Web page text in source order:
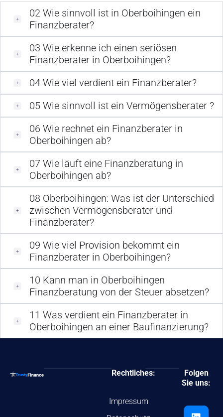
02 Wie sinnvoll ist in Oberboihingen ein
Finanzberater?
03 Wie erkenne ich einen seriösen
Finanzberater in Oberboihingen?
04 Wie viel verdient ein Finanzberater?
05 Wie sinnvoll ist ein Vermögensberater ?
06 Wie rechnet ein Finanzberater in
Oberboihingen ab?
07 Wie läuft eine Finanzberatung in
Oberboihingen ab?
08 Oberboihingen: Was ist der Unterschied
zwischen Vermögensberater und
Finanzberater?
09 Wie viel Provision bekommt ein
Finanzberater in Oberboihingen?
10 Kann man in Oberboihingen
Finanzberatung von der Steuer absetzen?
11 Was verdient ein Finanzberater in
Oberboihingen an einer Baufinanzierung?
Rechtliches:
Impressum
Folgen
Sie uns: